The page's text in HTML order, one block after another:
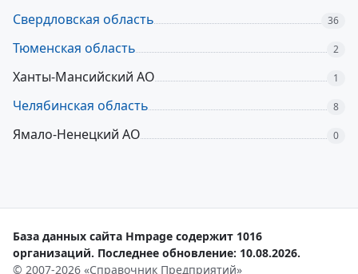
Свердловская область 36
Тюменская область 2
Ханты-Мансийский АО 1
Челябинская область 8
Ямало-Ненецкий АО 0
База данных сайта Hmpage содержит 1016
организаций. Последнее обновление: 10.08.2026.
© 2007-2026 «Справочник Предприятий»